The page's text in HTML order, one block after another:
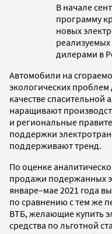
В начале
программу
новых
дилерами в
Автомобили на
экологических
качестве спасительной
наращивают
и региональные
поддержки
поддерживают тренд.
По оценке
продажи подержанных
январе–мае 2021 года
по сравнению с тем же
ВТБ, желающие купить
средства по льготной